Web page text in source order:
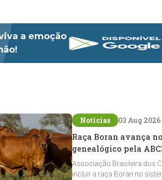
a emoção
Notícias 03 Aug 2026
Raça Boran avança
genealógico pela
Associação Brasileira dos
incluir a raça Boran no